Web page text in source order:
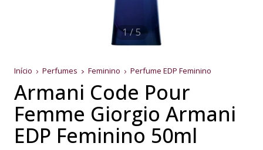
1/5
Início Perfumes Feminino Perfume EDP Feminino
Armani Code Pour
Femme Giorgio Armani
EDP Feminino 50ml